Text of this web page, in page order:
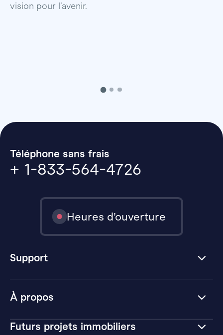
vision pour l’avenir.
À propos
Futurs projets immobiliers
Téléphone sans frais
+ 1-833-564-4726
Heures d’ouverture
Support